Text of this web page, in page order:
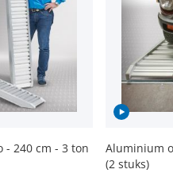
240 cm - 3 ton
Aluminium
(2 stuks)